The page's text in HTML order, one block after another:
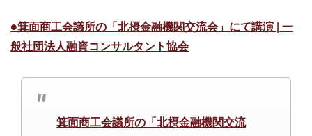
●箕面商工会議所の「北摂金融機関交流会」にて講演 | 一
般社団法人融資コンサルタント協会
箕面商工会議所の「北摂金融機関交流